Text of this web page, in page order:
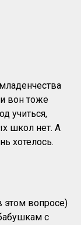
вон тоже
учиться,
школ нет. А
хотелось.
этом вопросе)
с